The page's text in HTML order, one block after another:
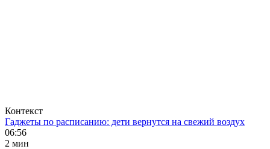
Контекст
Гаджеты по расписанию: дети вернутся на свежий воздух
06:56
2 мин